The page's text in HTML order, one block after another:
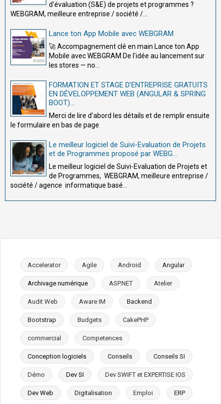
d'évaluation (S&E) de projets et programmes ?
WEBGRAM, meilleure entreprise / société /...
Lance ton App Mobile avec WEBGRAM
🚀 Accompagnement clé en main Lance ton App
Mobile avec WEBGRAM De l'idée au lancement sur
les stores — no...
FORMATION ET STAGE D’ENTREPRISE GRATUITS
EN DÉVELOPPEMENT WEB (ANGULAR & SPRING
BOOT)...
Merci de lire d'abord les détails et de remplir ensuite
le formulaire en bas de page
Le meilleur logiciel de Suivi-Evaluation de Projets
et de Programmes proposé par WEBG...
Le meilleur logiciel de Suivi-Evaluation de Projets et
de Programmes, WEBGRAM, meilleure entreprise /
société / agence informatique basé...
Accelerator Agile Android Angular
Archivage numérique ASP.NET Atelier
Audit Web Aware IM Backend
Bootstrap Budgets CakePHP
commercial Competences
Conception logiciels Conseils Conseils SI
Démo Dev SI Dev SWIFT et EXPERTISE IOS
Dev Web Digitalisation Emploi ERP